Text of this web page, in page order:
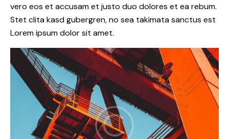
vero eos et accusam et justo duo dolores et ea rebum.
Stet clita kasd gubergren, no sea takimata sanctus est
Lorem ipsum dolor sit amet.